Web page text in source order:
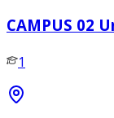
CAMPUS 02
1